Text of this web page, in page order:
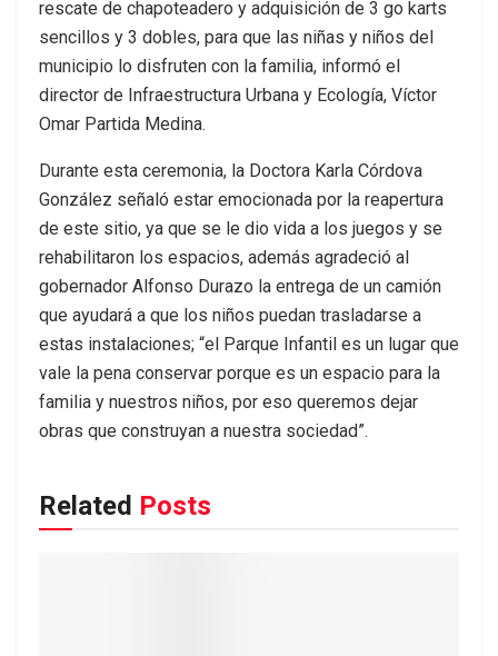
rescate de chapoteadero y adquisición de 3 go karts
sencillos y 3 dobles, para que las niñas y niños del
municipio lo disfruten con la familia, informó el
director de Infraestructura Urbana y Ecología, Víctor
Omar Partida Medina.
Durante esta ceremonia, la Doctora Karla Córdova
González señaló estar emocionada por la reapertura
de este sitio, ya que se le dio vida a los juegos y se
rehabilitaron los espacios, además agradeció al
gobernador Alfonso Durazo la entrega de un camión
que ayudará a que los niños puedan trasladarse a
estas instalaciones; “el Parque Infantil es un lugar que
vale la pena conservar porque es un espacio para la
familia y nuestros niños, por eso queremos dejar
obras que construyan a nuestra sociedad”.
Related Posts